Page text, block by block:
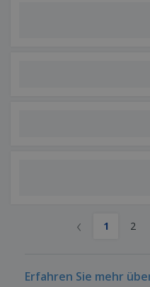
‹ 1 2
Erfahren Sie mehr